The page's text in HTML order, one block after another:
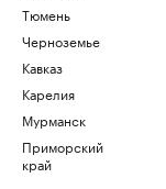
Тюмень
Черноземье
Кавказ
Карелия
Мурманск
Приморский
край